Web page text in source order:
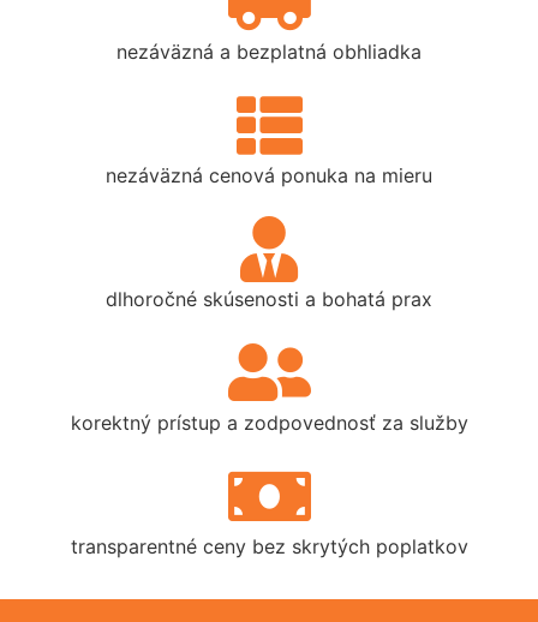
nezáväzná a bezplatná obhliadka
nezáväzná cenová ponuka na mieru
dlhoročné skúsenosti a bohatá prax
korektný prístup a zodpovednosť za služby
transparentné ceny bez skrytých poplatkov